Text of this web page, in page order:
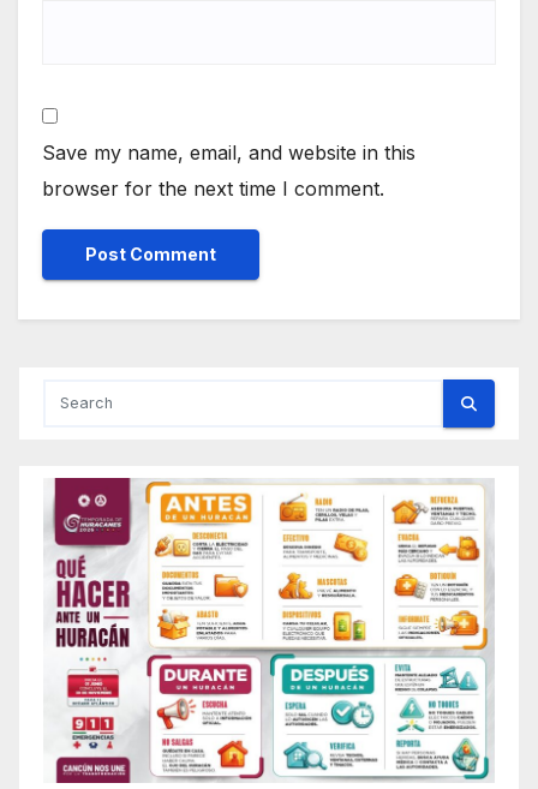
Save my name, email, and website in this
browser for the next time I comment.